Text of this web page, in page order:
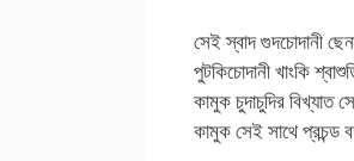
সেই স্বাদ গুদচোদানী
পুটকিচোদানী খাংকি
কামুক চুদাচুদির বিখ্যাত
কামুক সেই সাথে প্রচন্ড